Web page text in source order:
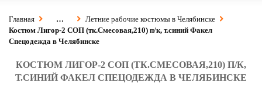
Главная …
Летние рабочие костюмы в Челябинске
Костюм Лигор-2 СОП (тк.Смесовая,210) п/к, т.синий Факел
Спецодежда в Челябинске
КОСТЮМ ЛИГОР-2 СОП (ТК.СМЕСОВАЯ,210) П/К,
Т.СИНИЙ ФАКЕЛ СПЕЦОДЕЖДА В ЧЕЛЯБИНСКЕ